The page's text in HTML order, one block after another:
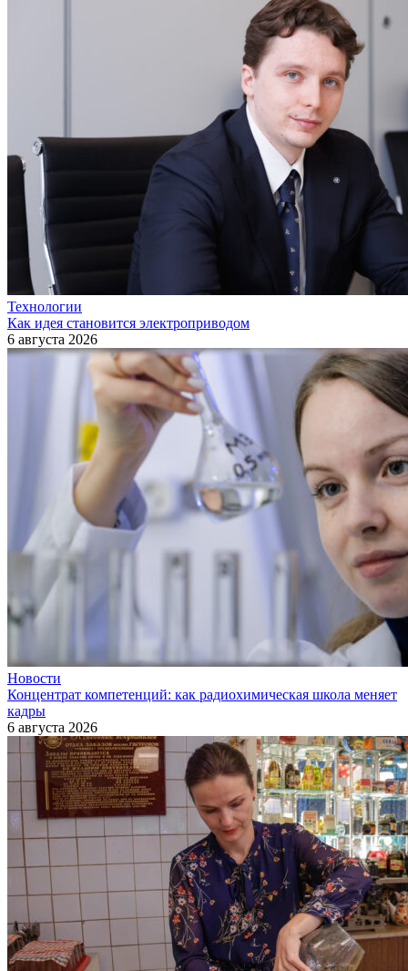
Технологии
Как идея становится электроприводом
6 августа 2026
Новости
Концентрат компетенций: как радиохимическая школа меняет
кадры
6 августа 2026